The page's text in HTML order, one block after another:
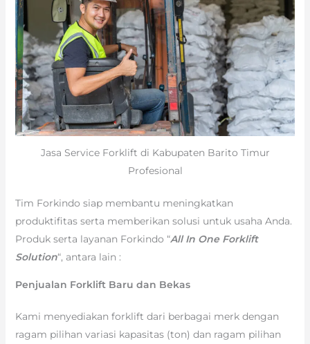
Jasa Service Forklift di Kabupaten Barito Timur
Profesional
Tim Forkindo siap membantu meningkatkan
produktifitas serta memberikan solusi untuk usaha Anda.
Produk serta layanan Forkindo “All In One Forklift
Solution“, antara lain :
Penjualan Forklift Baru dan Bekas
Kami menyediakan forklift dari berbagai merk dengan
ragam pilihan variasi kapasitas (ton) dan ragam pilihan